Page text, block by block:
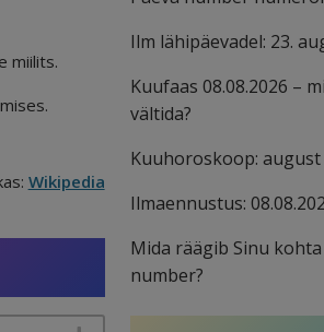
miilits.
Wikipedia
Ilm lähipäevadel: 23.
Kuufaas 08.08.2026 –
vältida?
Kuuhoroskoop: august
Ilmaennustus:
Mida räägib Sinu
number?